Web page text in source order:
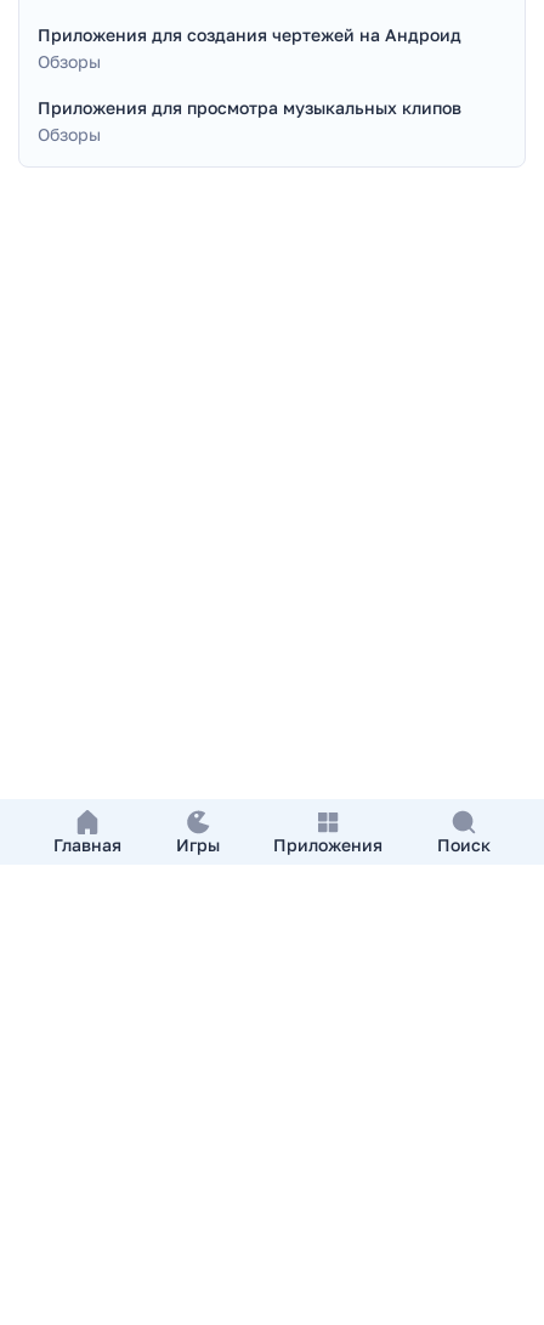
Главная Игры Приложения Поиск
Приложения для создания чертежей на Андроид
Обзоры
Приложения для просмотра музыкальных клипов
Обзоры